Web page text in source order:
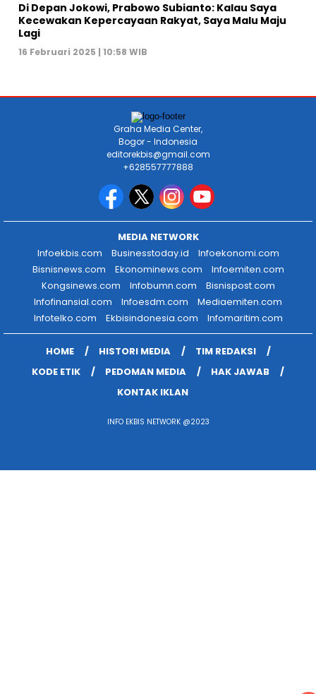
Di Depan Jokowi, Prabowo Subianto: Kalau Saya
Kecewakan Kepercayaan Rakyat, Saya Malu Maju
Lagi
16 Februari 2025 | 10:58 WIB
Graha Media Center,
Bogor - Indonesia
editorekbis@gmail.com
+628557777888
MEDIA NETWORK
Infoekbis.com
Businesstoday.id
Infoekonomi.com
Bisnisnews.com
Ekonominews.com
Infoemiten.com
Kongsinews.com
Infobumn.com
Bisnispost.com
Infofinansial.com
Infoesdm.com
Mediaemiten.com
Infotelko.com
Ekbisindonesia.com Infomaritim.com
HOME HISTORI MEDIA
TIM REDAKSI
KODE ETIK
PEDOMAN MEDIA
HAK JAWAB
KONTAK IKLAN
INFO EKBIS NETWORK @2023